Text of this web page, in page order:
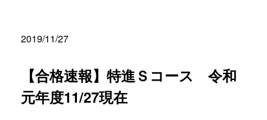
2019/11/27
【合格速報】特進Ｓコース 令和
元年度11/27現在